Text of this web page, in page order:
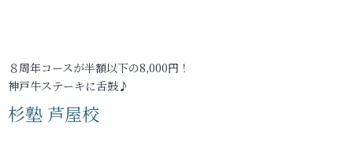
８周年コースが半額以下の8,000円！
神戸牛ステーキに舌鼓♪
杉塾 芦屋校